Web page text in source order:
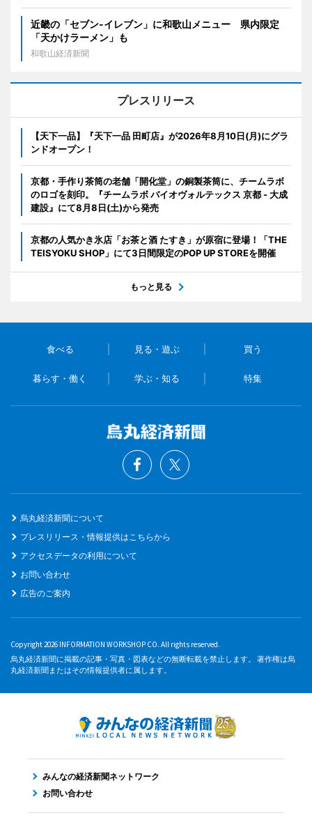
近畿の「セブン-イレブン」に和歌山メニュー 県内限定
「天かけラーメン」も
和歌山経済新聞
プレスリリース
【天下一品】『天下一品 田町店』が2026年8月10日(月)にグラ
ンドオープン！
京都・手作り茶筒の老舗「開化堂」の銅製茶筒に、チームラボ
のロゴを刻印。『チームラボ バイオヴォルテックス 京都 - 大成
建設』にて8月8日(土)から発売
京都の人気かき氷店「お茶と酒 たすき」が原宿に登場！「THE
TEISYOKU SHOP」にて3日間限定のPOP UP STOREを開催
もっと見る
食べる 見る・遊ぶ 買う
暮らす・働く 学ぶ・知る 特集
烏丸経済新聞について
プレスリリース・情報提供はこちらから
アクセスデータの利用について
お問い合わせ
広告のご案内
Copyright 2026 INFORMATION WORKSHOP CO. All rights reserved.
烏丸経済新聞に掲載の記事・写真・図表などの無断転載を禁止します。 著作権は烏
丸経済新聞またはその情報提供者に属します。
みんなの経済新聞ネットワーク
お問い合わせ